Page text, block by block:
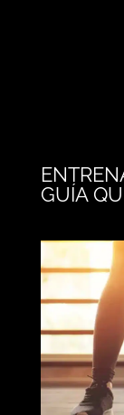
GUÍA